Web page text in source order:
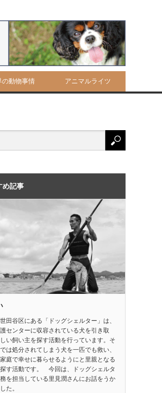
の動物事情 アニマルライツ
め記事
田谷区にある「ドッグシェルター」は、
センターに収容されている犬を引き取
い飼い主を探す活動を行っています。そ
は処分されてしまう犬を一匹でも救い、
庭で幸せに暮らせるようにと里親となる
す活動です。 今回は、ドッグシェルタ
を担当している里見潤さんにお話をうか
た。